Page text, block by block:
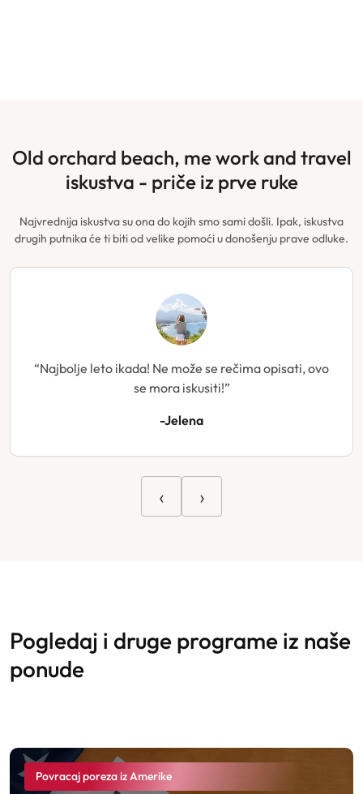
old orchard beach, me work and travel
iskustva - priče iz prve ruke
Najvrednija iskustva su ona do kojih smo sami došli. Ipak, iskustva
drugih putnika će ti biti od velike pomoći u donošenju prave odluke.
“Najbolje leto ikada! Ne može se rečima opisati, ovo
se mora iskusiti!”
-Jelena
‹ ›
pogledaj i druge programe iz naše
ponude
Povracaj poreza iz Amerike